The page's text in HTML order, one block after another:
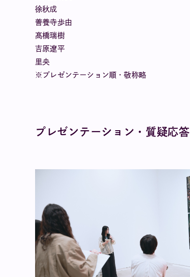
徐秋成
善養寺歩由
髙橋瑞樹
吉原遼平
里央
※プレゼンテーション順・敬称略
プレゼンテーション・質疑応答